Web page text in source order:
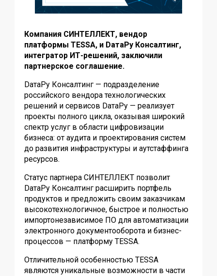
Компания СИНТЕЛЛЕКТ, вендор
платформы TESSA, и DaтaРу Консалтинг,
интегратор ИТ-решений, заключили
партнерское соглашение.
DатаРу Консалтинг — подразделение
российского вендора технологических
решений и сервисов DатаРу — реализует
проекты полного цикла, оказывая широкий
спектр услуг в области цифровизации
бизнеса: от аудита и проектирования систем
до развития инфраструктуры и аутстаффинга
ресурсов.
Статус партнера СИНТЕЛЛЕКТ позволит
DатаРу Консалтинг расширить портфель
продуктов и предложить своим заказчикам
высокотехнологичное, быстрое и полностью
импортонезависимое ПО для автоматизации
электронного документооборота и бизнес-
процессов — платформу TESSA.
Отличительной особенностью TESSA
являются уникальные возможности в части